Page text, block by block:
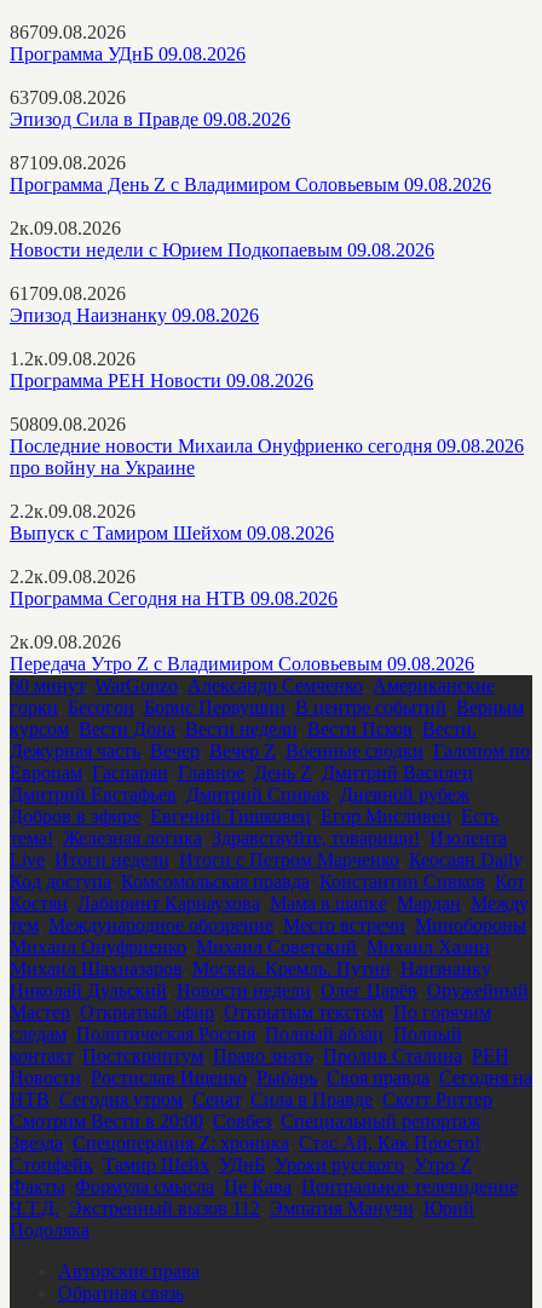
86709.08.2026
Программа УДнБ 09.08.2026
63709.08.2026
Эпизод Сила в Правде 09.08.2026
87109.08.2026
Программа День Z с Владимиром Соловьевым 09.08.2026
2к.09.08.2026
Новости недели с Юрием Подкопаевым 09.08.2026
61709.08.2026
Эпизод Наизнанку 09.08.2026
1.2к.09.08.2026
Программа РЕН Новости 09.08.2026
50809.08.2026
Последние новости Михаила Онуфриенко сегодня 09.08.2026
про войну на Украине
2.2к.09.08.2026
Выпуск с Тамиром Шейхом 09.08.2026
2.2к.09.08.2026
Программа Сегодня на НТВ 09.08.2026
2к.09.08.2026
Передача Утро Z с Владимиром Соловьевым 09.08.2026
60 минут, WarGonzo Александр Семченко Американские
горки Бесогон Борис Первушин В центре событий Верным
курсом Вести Дона Вести недели Вести Псков Вести.
Дежурная часть Вечер Вечер Z Военные сводки Галопом по
Европам Гаспарян Главное День Z Дмитрий Василец
Дмитрий Евстафьев Дмитрий Спивак Дневной рубеж
Добров в эфире Евгений Тишковец Егор Мисливец Есть
тема! Железная логика Здравствуйте, товарищи! Изолента
Live Итоги недели Итоги с Петром Марченко Кеосаян Daily,
Код доступа Комсомольская правда Константин Сивков Кот
Костян Лабиринт Карнаухова Мама в шапке Мардан Между
тем Международное обозрение Место встречи Минобороны
Михаил Онуфриенко Михаил Советский Михаил Хазин
Михаил Шахназаров Москва. Кремль. Путин Наизнанку,
Николай Дульский Новости недели Олег Царёв Оружейный
Мастер Открытый эфир Открытым текстом По горячим
следам Политическая Россия Полный абзац Полный
контакт, Постскриптум Право знать Пролив Сталина РЕН
Новости Ростислав Ищенко Рыбарь Своя правда Сегодня на
НТВ Сегодня утром Сенат, Сила в Правде Скотт Риттер
Смотрим Вести в 20:00 Совбез Специальный репортаж
Звезда Спецоперация Z: хроника Стас Ай, Как Просто!
Стопфейк Тамир Шейх УДнБ Уроки русского Утро Z
Факты Формула смысла Це Кава Центральное телевидение
Ч.Т.Д. Экстренный вызов 112 Эмпатия Манучи Юрий
Подоляка
Авторские права
Обратная связь